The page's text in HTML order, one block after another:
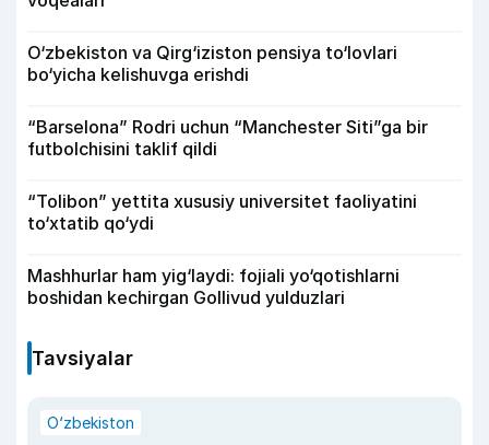
O‘zbekiston va Qirg‘iziston pensiya to‘lovlari
bo‘yicha kelishuvga erishdi
“Barselona” Rodri uchun “Manchester Siti”ga bir
futbolchisini taklif qildi
“Tolibon” yettita xususiy universitet faoliyatini
to‘xtatib qo‘ydi
Mashhurlar ham yig‘laydi: fojiali yo‘qotishlarni
boshidan kechirgan Gollivud yulduzlari
Tavsiyalar
O‘zbekiston